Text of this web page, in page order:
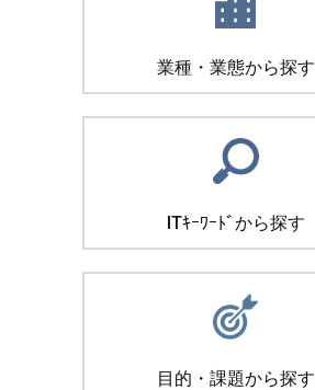
業種・業態から探す
ITｷｰﾜｰﾄﾞから探す
目的・課題から探す